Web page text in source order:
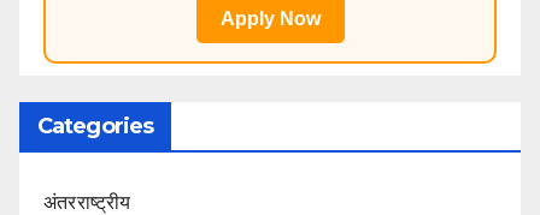
Apply Now
Categories
अंतरराष्ट्रीय